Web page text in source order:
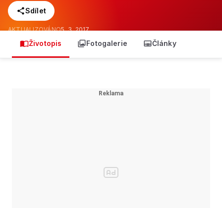
Sdílet
AKTUALIZOVÁNO5. 3. 2017
Životopis Fotogalerie Články